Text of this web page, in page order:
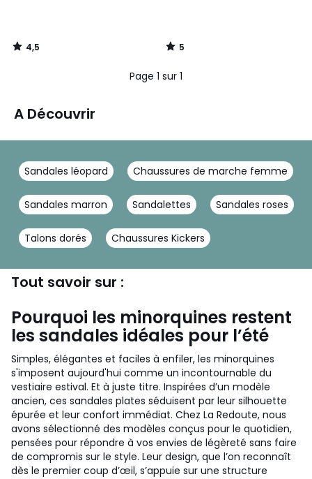
4,5
/
5
/
Page 1 sur 1
A Découvrir
Sandales léopard Chaussures de marche femme
Sandales marron Sandalettes Sandales roses
Talons dorés Chaussures Kickers
Tout savoir sur :
Pourquoi les minorquines restent
les sandales idéales pour l’été
Simples, élégantes et faciles à enfiler, les minorquines
s'imposent aujourd'hui comme un incontournable du
vestiaire estival. Et à juste titre. Inspirées d’un modèle
ancien, ces sandales plates séduisent par leur silhouette
épurée et leur confort immédiat. Chez La Redoute, nous
avons sélectionné des modèles conçus pour le quotidien,
pensées pour répondre à vos envies de légèreté sans faire
de compromis sur le style. Leur design, que l’on reconnaît
dès le premier coup d’œil, s’appuie sur une structure